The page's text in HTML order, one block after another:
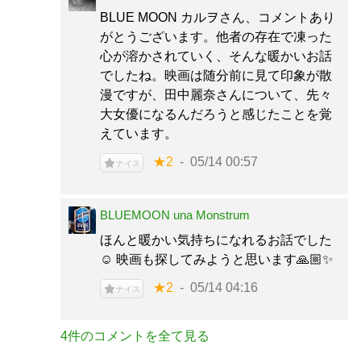
BLUE MOON カルヲさん、コメントあり
がとうございます。他者の存在で凍った
心が溶かされていく、そんな暖かいお話
でしたね。映画は随分前に見て印象が散
漫ですが、田中麗奈さんについて、先々
大女優になるんだろうと感じたことを覚
えています。
ナイス ★2 05/14 00:57
BLUEMOON una Monstrum
ほんと暖かい気持ちになれるお話でした
☺️ 映画も探してみようと思います🙏🏼✨
ナイス ★2 05/14 04:16
4件のコメントを全て見る